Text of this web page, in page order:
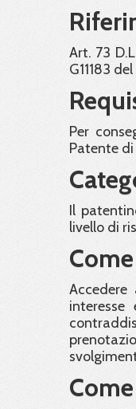
Art. 73
G11183
Per
Patente
Il
livello di